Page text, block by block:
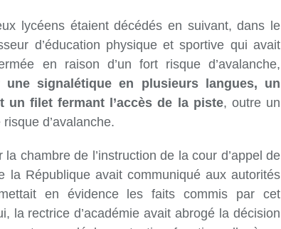
lycéens étaient décédés en suivant, dans le
d’éducation physique et sportive qui avait
en raison d’un fort risque d’avalanche,
une signalétique en plusieurs langues, un
un filet fermant l’accès de la piste, outre un
d’avalanche.
la chambre de l’instruction de la cour d’appel de
la République avait communiqué aux autorités
en évidence les faits commis par cet
la rectrice d’académie avait abrogé la décision